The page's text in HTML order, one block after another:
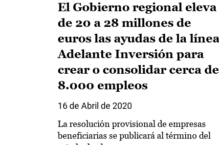
El Gobierno regional eleva
de 20 a 28 millones de
euros las ayudas de la línea
Adelante Inversión para
crear o consolidar cerca de
8.000 empleos
16 de Abril de 2020
La resolución provisional de empresas
beneficiarias se publicará al término del